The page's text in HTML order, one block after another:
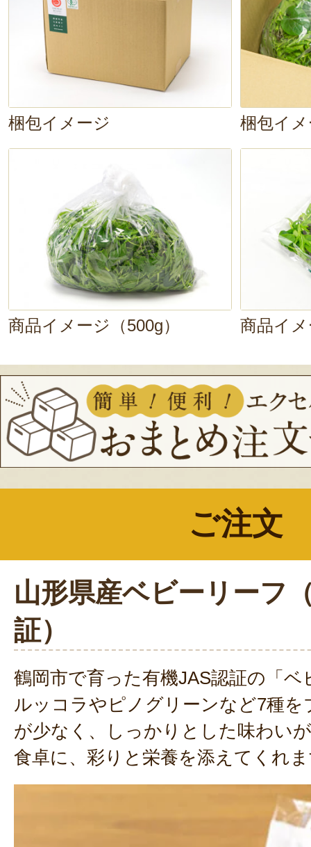
梱包イメージ 梱包イ
商品イメージ（500g） 商品イ
ご注文
山形県産ベビーリーフ
証）
鶴岡市で育った有機JAS認証の「ベ
ルッコラやピノグリーンなど7種
が少なく、しっかりとした味わい
食卓に、彩りと栄養を添えてくれ